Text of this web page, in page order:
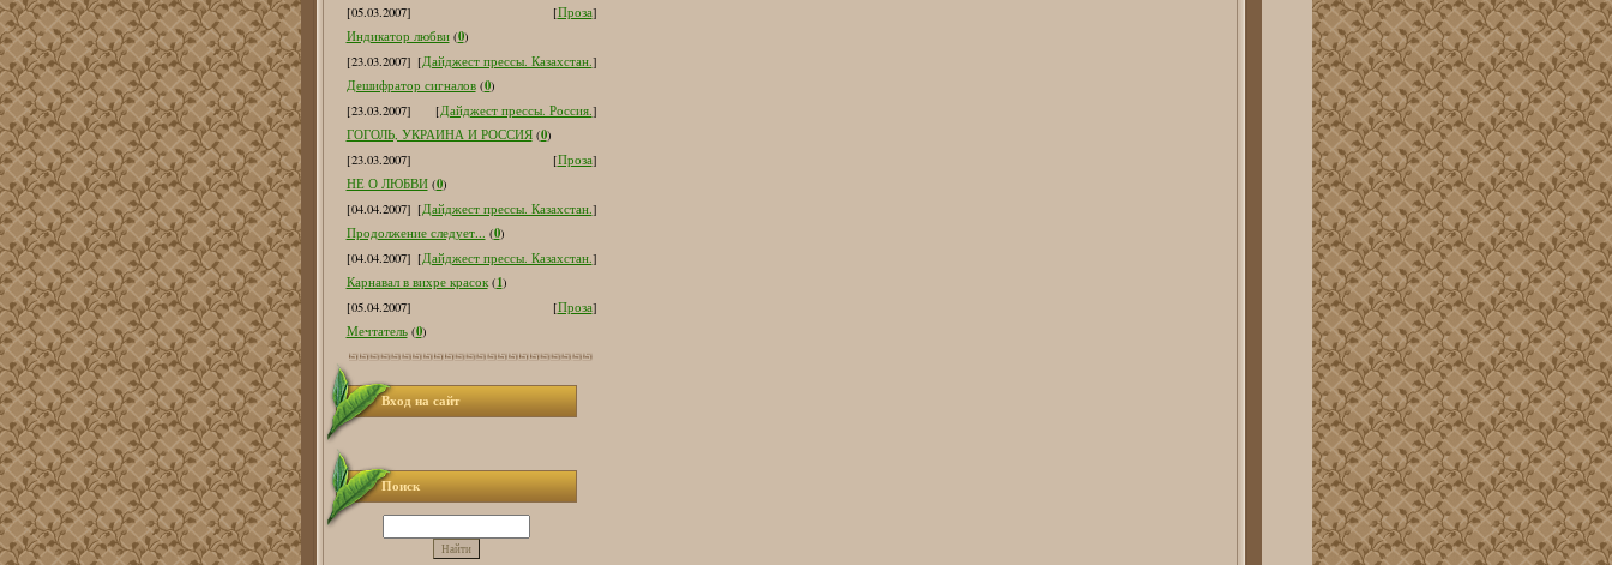
[05.03.2007]
[Проза]
Индикатор любви (0)
[23.03.2007] [Дайджест прессы. Казахстан.]
Дешифратор сигналов (0)
[23.03.2007]
[Дайджест прессы. Россия.]
ГОГОЛЬ, УКРАИНА И РОССИЯ (0)
[23.03.2007]
[Проза]
НЕ О ЛЮБВИ (0)
[04.04.2007] [Дайджест прессы. Казахстан.]
Продолжение следует... (0)
[04.04.2007] [Дайджест прессы. Казахстан.]
Карнавал в вихре красок (1)
[05.04.2007]
[Проза]
Мечтатель (0)
Вход на сайт
Поиск